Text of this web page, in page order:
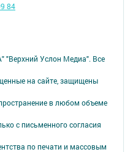
Услон Медиа". Все
на сайте, защищены
в любом объеме
с письменного согласия
по печати и массовым
84